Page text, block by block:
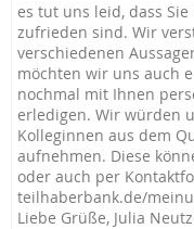
es tut uns leid, dass
zufrieden sind. Wir
verschiedenen
möchten wir uns auch
nochmal mit Ihnen
erledigen. Wir würden
Kolleginnen aus dem
aufnehmen. Diese
oder auch per
teilhaberbank.de/
Liebe Grüße, Julia